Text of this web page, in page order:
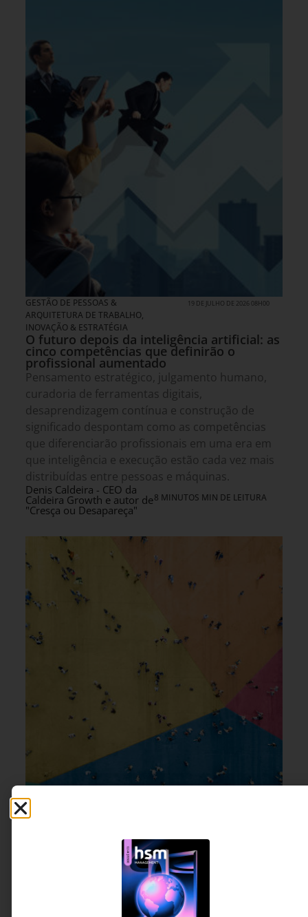
GESTÃO DE PESSOAS &
ARQUITETURA DE TRABALHO,
INOVAÇÃO & ESTRATÉGIA
19 DE JULHO DE 2026 08H00
O futuro depois da inteligência artificial: as
cinco competências que definirão o
profissional aumentado
Pensamento estratégico, julgamento humano,
curadoria de ferramentas digitais,
desaprendizagem contínua e construção de
significado despontam como as competências
que diferenciarão profissionais em uma era em
que inteligência e execução estão cada vez mais
distribuídas entre pessoas e máquinas.
Denis Caldeira - CEO da
Caldeira Growth e autor de
"Cresça ou Desapareça"
8 MINUTOS MIN DE LEITURA
CULTURA
USER
18 DE JULHO DE 2026 14H00
Se o evento é sobre cultura, por que a
decisão ainda é sobre logística?